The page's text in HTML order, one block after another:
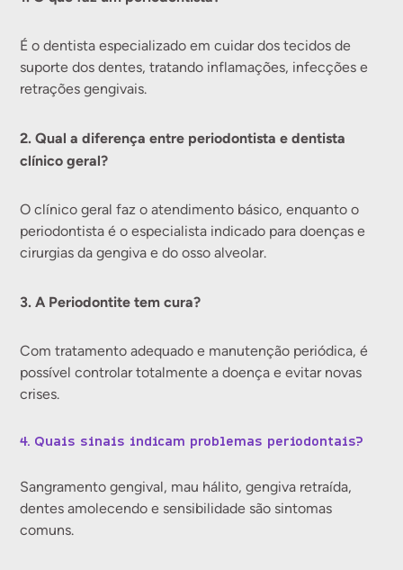
É o dentista especializado em cuidar dos tecidos de
suporte dos dentes, tratando inflamações, infecções e
retrações gengivais.
2. Qual a diferença entre periodontista e dentista
clínico geral?
O clínico geral faz o atendimento básico, enquanto o
periodontista é o especialista indicado para doenças e
cirurgias da gengiva e do osso alveolar.
3. A Periodontite tem cura?
Com tratamento adequado e manutenção periódica, é
possível controlar totalmente a doença e evitar novas
crises.
4. Quais sinais indicam problemas periodontais?
Sangramento gengival, mau hálito, gengiva retraída,
dentes amolecendo e sensibilidade são sintomas
comuns.